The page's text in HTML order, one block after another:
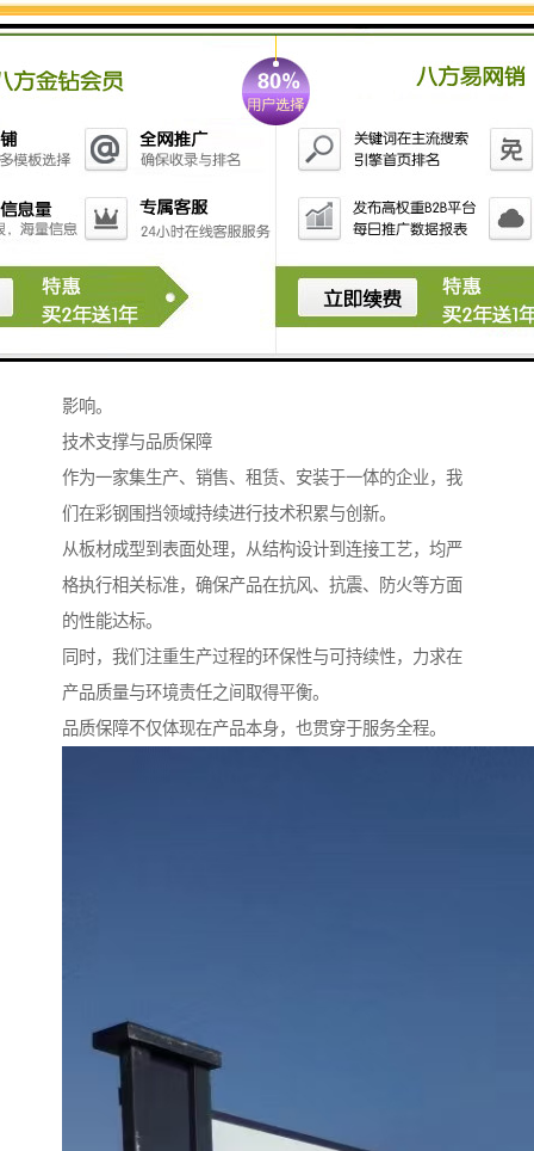
确保客户在围挡采购与应用过程中获得连贯、*的体验。
控，再到后期运输安装、现场调试，每个环节均有专业
团队跟踪负责，有效减少对接成本，提升项目执行效
率。
租赁服务。
对于短期或临时性项目，租赁方式能显著降低客户的一
次性投入，同时享受与定制产品同等的品质保障。
我们的安装团队经验丰富，熟悉各类现场环境，能够快
影响。
技术支撑与品质保障
作为一家集生产、销售、租赁、安装于一体的企业，我
们在彩钢围挡领域持续进行技术积累与创新。
从板材成型到表面处理，从结构设计到连接工艺，均严
格执行相关标准，确保产品在抗风、抗震、防火等方面
的性能达标。
同时，我们注重生产过程的环保性与可持续性，力求在
产品质量与环境责任之间取得平衡。
品质保障不仅体现在产品本身，也贯穿于服务全程。